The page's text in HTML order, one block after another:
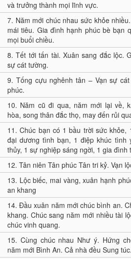
và trưởng thành mọi lĩnh vực.
7. Năm mới chúc nhau sức khỏe
mái tiêu. Gia đình hạnh phúc bè bạn
mọi buổi chiều.
8.Tết tới tấn tài. Xuân sang đắc lộc.
sự cát tường.
9. Tống cựu nghênh tân – Vạn sự
phúc.
10. Năm cũ đi qua, năm mới lại về,
hòa, song thân đắc thọ, may đến rủi
11.Chúc bạn có 1 bầu trời sức khỏe,
đại dương tình bạn, 1 điệp khúc tình
thủy, 1 sự nghiệp sáng ngời, 1 gia đình
12. Tân niên Tân phúc Tân tri kỷ. Vạn
13. Lộc biếc, mai vàng, xuân hạnh
an khang
14.Đầu xuân năm mới chúc bình an.
khang. Chúc sang năm mới nhiều tài
chúc vinh quang.
15. Cùng chúc nhau Như ý. Hứng
năm mới Bình An. Cả nhà đều Sung túc.